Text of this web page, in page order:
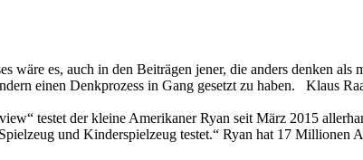
wäre es, auch in den Beiträgen jener, die anders denken
einen Denkprozess in Gang gesetzt zu haben. Klaus
testet der kleine Amerikaner Ryan seit März 2015
und Kinderspielzeug testet.“ Ryan hat 17 Millionen